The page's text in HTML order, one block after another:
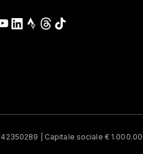
| Capitale sociale €